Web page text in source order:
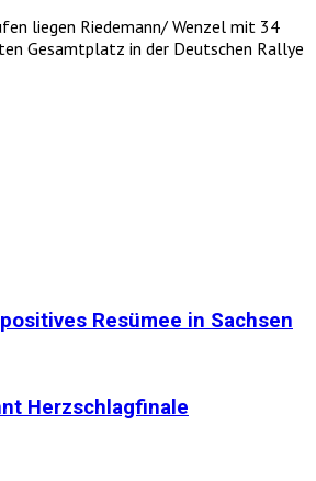
liegen Riedemann/ Wenzel mit 34
Gesamtplatz in der Deutschen Rallye
Resümee in Sachsen
Herzschlagfinale